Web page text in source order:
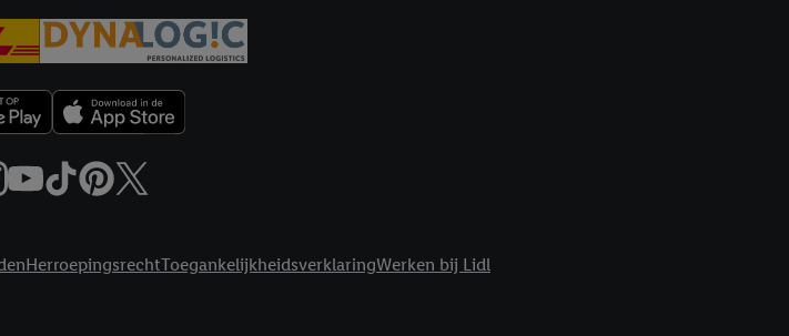
HerroepingsrechtToegankelijkheidsverklaringWerken bij Lidl